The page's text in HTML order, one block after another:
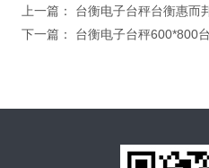
上一篇： 台衡电子台秤台衡惠而邦
下一篇： 台衡电子台秤600*800台面尺寸